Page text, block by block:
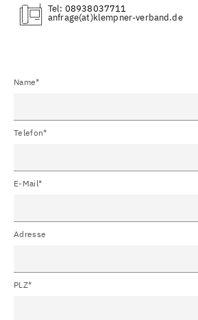
Tel: 08938037711
(at)
Name*
Telefon*
E-Mail*
Adresse
PLZ*